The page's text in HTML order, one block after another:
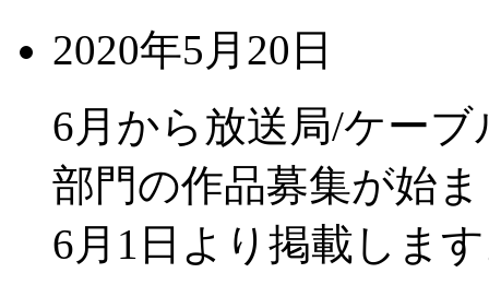
2020年5月20日
6月から放送局/ケー
部門の作品募集が始
6月1日より掲載しま